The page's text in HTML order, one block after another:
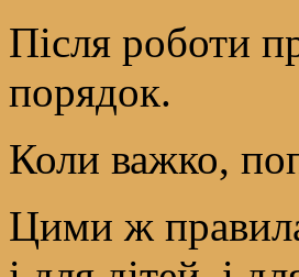
Після роботи
порядок.
Коли важко,
Цими ж